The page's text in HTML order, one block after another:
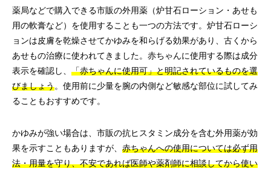
薬局などで購入できる市販の外用薬（炉甘石ローション・あせも
用の軟膏など）を使用することも一つの方法です。炉甘石ローシ
ョンは皮膚を乾燥させてかゆみを和らげる効果があり、古くから
あせもの治療に使われてきました。赤ちゃんに使用する際は成分
表示を確認し、 「赤ちゃんに使用可」と明記されているものを選
びましょう。使用前に少量を腕の内側など敏感な部位に試してみ
ることもおすすめです。
かゆみが強い場合は、市販の抗ヒスタミン成分を含む外用薬が効
果を示すこともありますが、 赤ちゃんへの使用については必ず用
法・用量を守り、不安であれば医師や薬剤師に相談してから使い